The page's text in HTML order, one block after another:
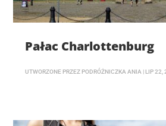
Pałac Charlottenburg
UTWORZONE PRZEZ PODRÓŻNICZKA ANIA | LIP 22,